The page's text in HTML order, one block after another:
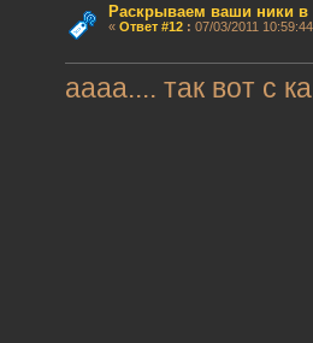
Раскрываем ваши ники в
« Ответ #12: 07/03/2011
аааа.... так вот с